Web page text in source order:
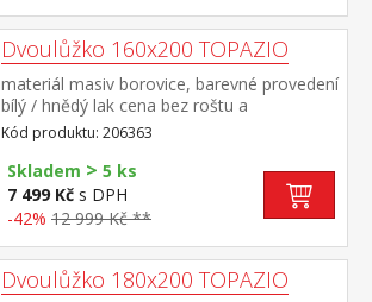
Dvoulůžko 160x200 TOPAZIO
materiál masiv borovice, barevné provedení
bílý / hnědý lak cena bez roštu a
matrace doporučený rozměr matrace 160 ×
200 cm nebo 2 kusy 80 × 200 cm a rošt
R2 vhodný doplněk úložný prostor 8009B
Kód produktu: 206363
Skladem > 5 ks
7 499 Kč s DPH
-42% 12 999 Kč **
Dvoulůžko 180x200 TOPAZIO